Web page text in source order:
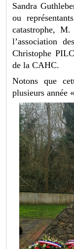
Sandra
ou
catastrophe,
l’association
Christophe
de la CAHC.
Notons que
plusieurs année